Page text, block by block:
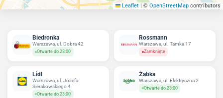
Leaflet | © OpenStreetMap contributors
Biedronka
Warszawa, ul. Dobra 42
Otwarte do 23:00
Rossmann
Warszawa, ul. Tamka 17
Zamknięte
Lidl
Warszawa, ul. Józefa
Sierakowskiego 4
Otwarte do 23:00
Żabka
Warszawa, ul. Elektryczna 2
Otwarte do 23:00